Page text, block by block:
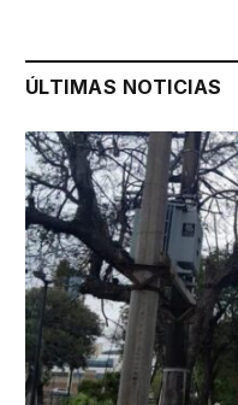
ÚLTIMAS NOTICIAS